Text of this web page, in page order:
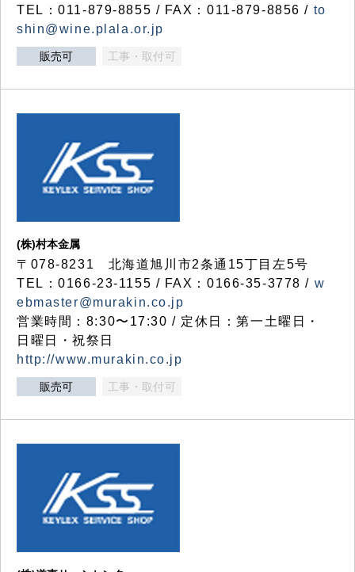
TEL：011-879-8855 / FAX：011-879-8856 / to
shin@wine.plala.or.jp
販売可 工事・取付可
(株)村本金属
〒078-8231 北海道旭川市2条通15丁目左5号
TEL：0166-23-1155 / FAX：0166-35-3778 / w
ebmaster@murakin.co.jp
営業時間：8:30〜17:30 / 定休日：第一土曜日・
日曜日・祝祭日
http://www.murakin.co.jp
販売可 工事・取付可